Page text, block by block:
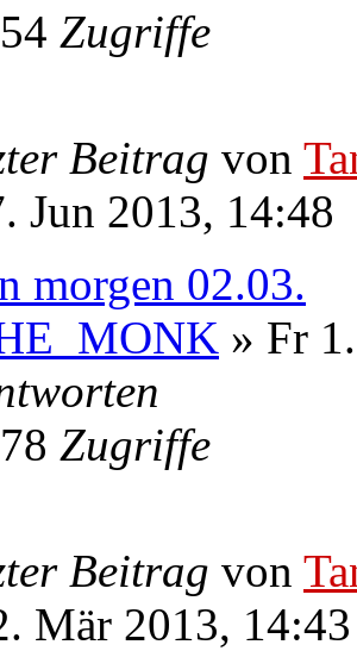
Zugriffe
Beitrag von
Jun 2013, 14:48
morgen 02.03.
» Fr
Zugriffe
Beitrag von
Mär 2013, 14:43